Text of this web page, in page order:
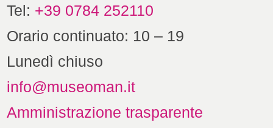
Tel: +39 0784 252110
Orario continuato: 10 – 19
Lunedì chiuso
info@museoman.it
Amministrazione trasparente